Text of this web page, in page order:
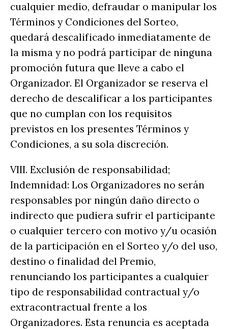
cualquier medio, defraudar o manipular los
Términos y Condiciones del Sorteo,
quedará descalificado inmediatamente de
la misma y no podrá participar de ninguna
promoción futura que lleve a cabo el
Organizador. El Organizador se reserva el
derecho de descalificar a los participantes
que no cumplan con los requisitos
previstos en los presentes Términos y
Condiciones, a su sola discreción.
VIII. Exclusión de responsabilidad;
Indemnidad: Los Organizadores no serán
responsables por ningún daño directo o
indirecto que pudiera sufrir el participante
o cualquier tercero con motivo y/u ocasión
de la participación en el Sorteo y/o del uso,
destino o finalidad del Premio,
renunciando los participantes a cualquier
tipo de responsabilidad contractual y/o
extracontractual frente a los
Organizadores. Esta renuncia es aceptada